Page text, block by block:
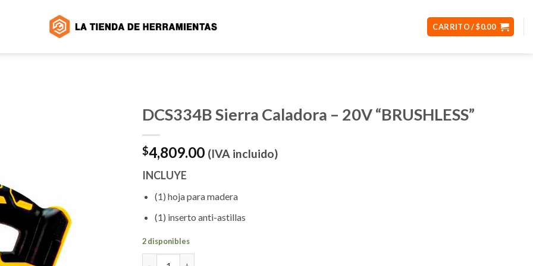
CARRITO /$0.00
DCS334B Sierra Caladora – 20V “BRUSHLESS”
$4,809.00 (IVA incluido)
INCLUYE
(1) hoja para madera
(1) inserto anti-astillas
2 disponibles